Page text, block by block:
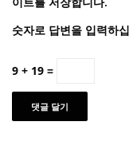
숫자로 답변을 입력하
9 + 19 =